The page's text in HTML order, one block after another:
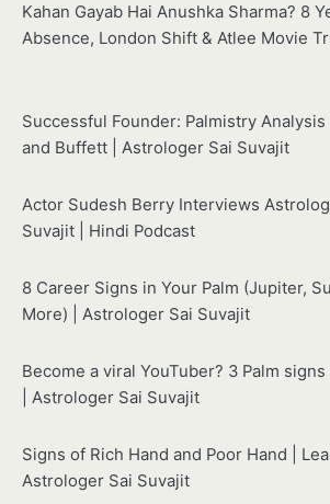
Kahan Gayab Hai Anushka Sharma? 8
Absence, London Shift & Atlee Movie
Successful Founder: Palmistry Analysis
and Buffett | Astrologer Sai Suvajit
Actor Sudesh Berry Interviews
Suvajit | Hindi Podcast
8 Career Signs in Your Palm (Jupiter,
More) | Astrologer Sai Suvajit
Become a viral YouTuber? 3 Palm
| Astrologer Sai Suvajit
Signs of Rich Hand and Poor Hand |
Astrologer Sai Suvajit